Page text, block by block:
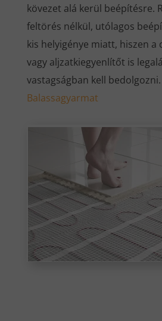
kövezet alá kerül beépítésre.
feltörés nélkül, utólagos
kis helyigénye miatt, hiszen a
vagy aljzatkiegyenlítőt is
vastagságban kell bedolgozni.
Balassagyarmat